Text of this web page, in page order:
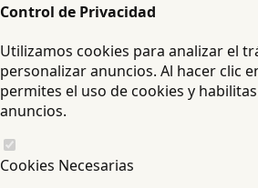
Control de Privacidad
Utilizamos cookies para analizar el
personalizar anuncios. Al hacer clic
permites el uso de cookies y
anuncios.
Cookies Necesarias